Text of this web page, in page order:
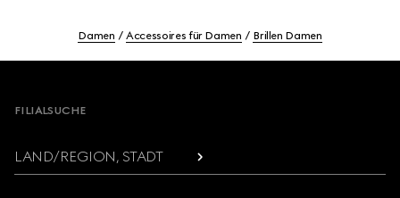
Damen Accessoires für Damen Brillen Damen
FILIALSUCHE
LAND/REGION, STADT